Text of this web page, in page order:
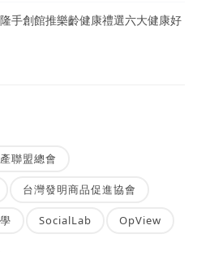
手創館推樂齡健康禮選六大健康好
聯盟總會
台灣發明商品促進協會
SocialLab OpView